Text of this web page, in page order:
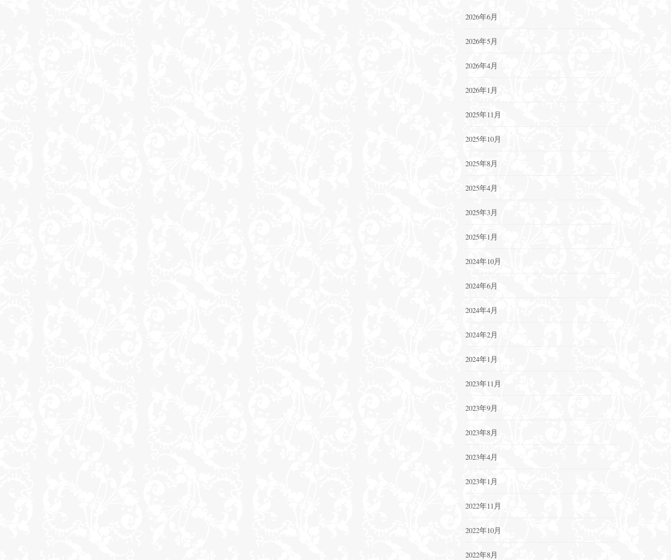
2026年6月
2026年5月
2026年4月
2026年1月
2025年11月
2025年10月
2025年8月
2025年4月
2025年3月
2025年1月
2024年10月
2024年6月
2024年4月
2024年2月
2024年1月
2023年11月
2023年9月
2023年8月
2023年4月
2023年1月
2022年11月
2022年10月
2022年8月